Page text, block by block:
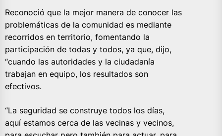
Reconoció que la mejor manera de conocer las
problemáticas de la comunidad es mediante
recorridos en territorio, fomentando la
participación de todas y todos, ya que, dijo,
“cuando las autoridades y la ciudadanía
trabajan en equipo, los resultados son
efectivos.
“La seguridad se construye todos los días,
aquí estamos cerca de las vecinas y vecinos,